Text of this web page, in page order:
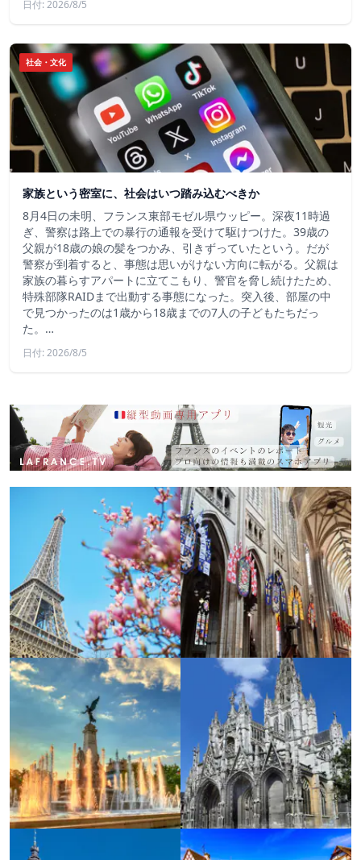
日付: 2026/8/5
社会・文化
家族という密室に、社会はいつ踏み込むべきか
8月4日の未明、フランス東部モゼル県ウッピー。深夜11時過
ぎ、警察は路上での暴行の通報を受けて駆けつけた。39歳の
父親が18歳の娘の髪をつかみ、引きずっていたという。だが
警察が到着すると、事態は思いがけない方向に転がる。父親は
家族の暮らすアパートに立てこもり、警官を脅し続けたため、
特殊部隊RAIDまで出動する事態になった。突入後、部屋の中
で見つかったのは1歳から18歳までの7人の子どもたちだっ
た。…
日付: 2026/8/5